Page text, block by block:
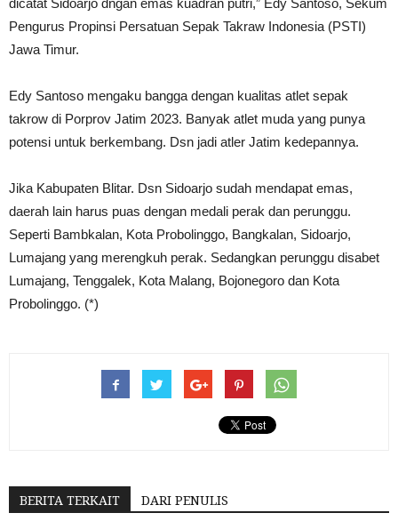
Pengurus Propinsi Persatuan Sepak Takraw Indonesia (PSTI)
Jawa Timur.
Edy Santoso mengaku bangga dengan kualitas atlet sepak
takrow di Porprov Jatim 2023. Banyak atlet muda yang punya
potensi untuk berkembang. Dsn jadi atler Jatim kedepannya.
Jika Kabupaten Blitar. Dsn Sidoarjo sudah mendapat emas,
daerah lain harus puas dengan medali perak dan perunggu.
Seperti Bambkalan, Kota Probolinggo, Bangkalan, Sidoarjo,
Lumajang yang merengkuh perak. Sedangkan perunggu disabet
Lumajang, Tenggalek, Kota Malang, Bojonegoro dan Kota
Probolinggo. (*)
BERITA TERKAIT DARI PENULIS